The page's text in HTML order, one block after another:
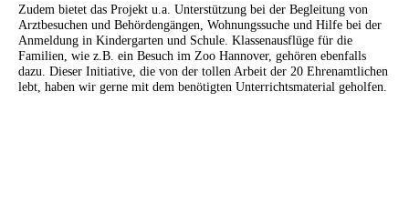
Zudem bietet das Projekt u.a. Unterstützung bei der Begleitung von
Arztbesuchen und Behördengängen, Wohnungssuche und Hilfe bei der
Anmeldung in Kindergarten und Schule. Klassenausflüge für die
Familien, wie z.B. ein Besuch im Zoo Hannover, gehören ebenfalls
dazu. Dieser Initiative, die von der tollen Arbeit der 20 Ehrenamtlichen
lebt, haben wir gerne mit dem benötigten Unterrichtsmaterial geholfen.